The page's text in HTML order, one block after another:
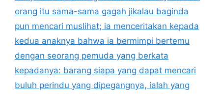
orang itu sama-sama gagah jikalau baginda
pun mencari muslihat; ia menceritakan kepada
kedua anaknya bahwa ia bermimpi bertemu
dengan seorang pemuda yang berkata
kepadanya: barang siapa yang dapat mencari
buluh perindu yang dipegangnya, ialah yang